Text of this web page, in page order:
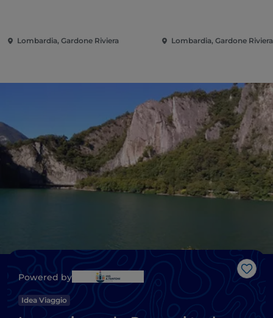
Lombardia, Gardone Riviera Lombardia, Gardone Riviera
Like
Powered by
Idea Viaggio